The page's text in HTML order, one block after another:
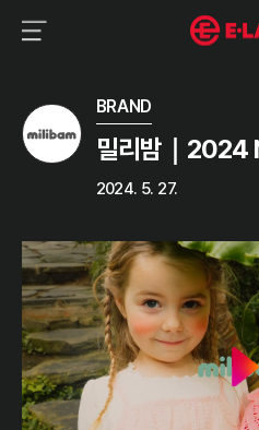
BRAND
밀리밤｜2024
2024. 5. 27.